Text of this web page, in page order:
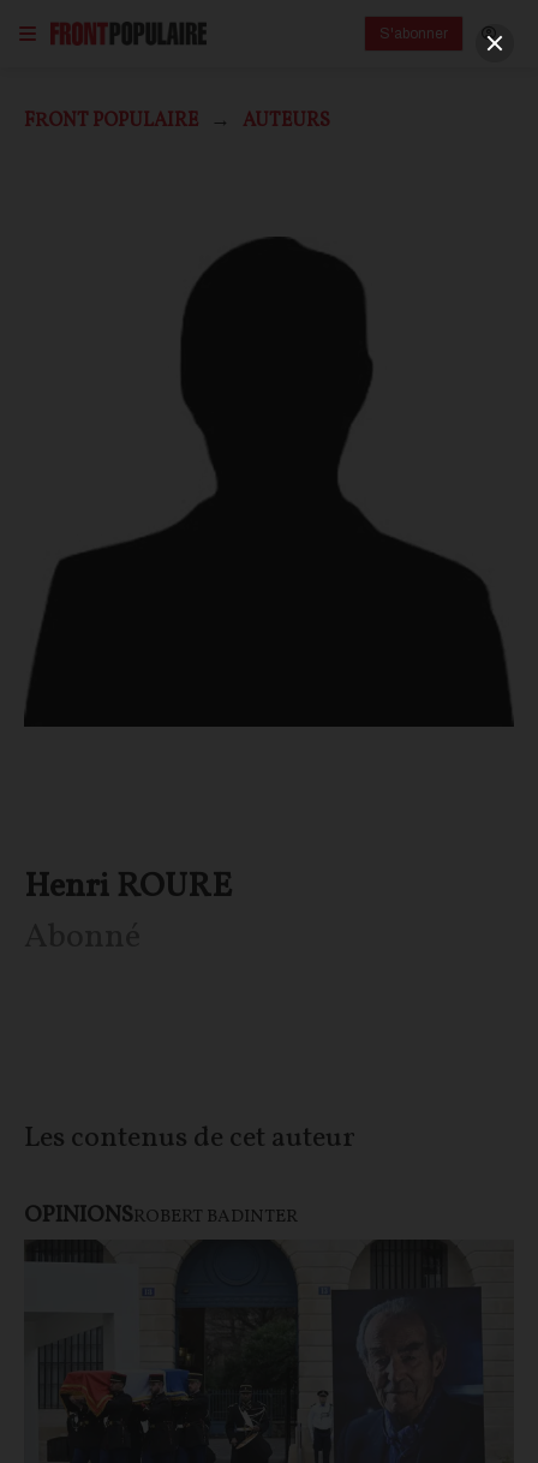
S'abonner
FRONT POPULAIRE AUTEURS
Henri ROURE
Les contenus de cet auteur
OPINIONSROBERT BADINTER